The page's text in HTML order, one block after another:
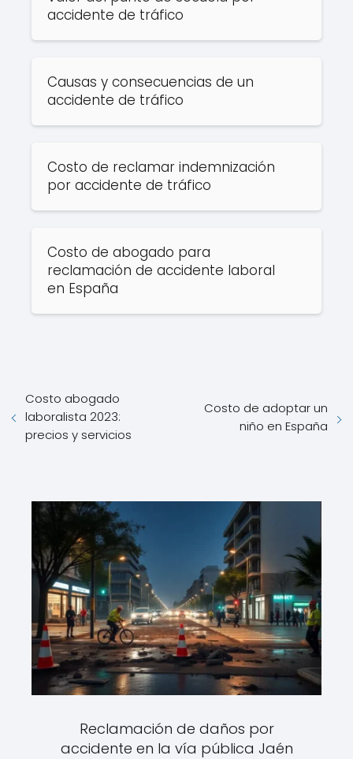
accidente de tráfico
Causas y consecuencias de un
accidente de tráfico
Costo de reclamar indemnización
por accidente de tráfico
Costo de abogado para
reclamación de accidente laboral
en España
Costo abogado
laboralista 2023:
precios y servicios
Costo de adoptar un
niño en España
Reclamación de daños por
accidente en la vía pública Jaén